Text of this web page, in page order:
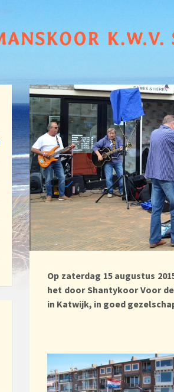
Op zaterdag 15 augustus
het door Shantykoor Voor
in Katwijk, in goed